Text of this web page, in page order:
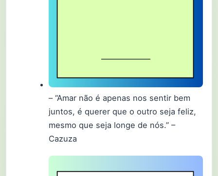
– “Amar não é apenas nos sentir bem
juntos, é querer que o outro seja feliz,
mesmo que seja longe de nós.” –
Cazuza